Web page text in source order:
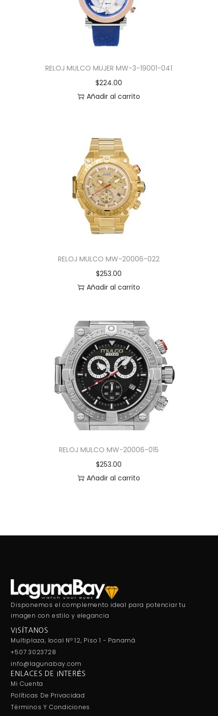
RELOJ MULCO MUJER MW-3-19001-041
$224.00
Añadir al carrito
RELOJ MULCO MW-20006-022
$253.00
Añadir al carrito
RELOJ MULCO MW-20006-015
$253.00
Añadir al carrito
Disponemos el complemento ideal para potenciar tu
imagen con estilo y elegancia
VISÍTANOS
Multiplaza, local Nº 12, Piso 1 - Panamá
+507 3023728
info@lagunabay.com
ENLACES DE INTERÉS
Mi Cuenta
Políticas De Privacidad
Términos Y Condiciones